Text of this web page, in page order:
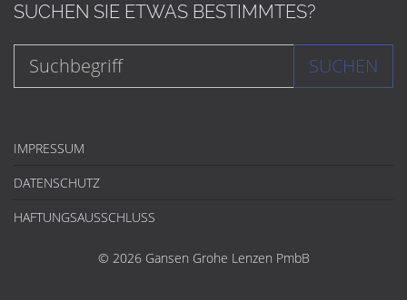
SUCHEN SIE ETWAS BESTIMMTES?
SUCHEN
IMPRESSUM
DATENSCHUTZ
HAFTUNGSAUSSCHLUSS
© 2026 Gansen Grohe Lenzen PmbB